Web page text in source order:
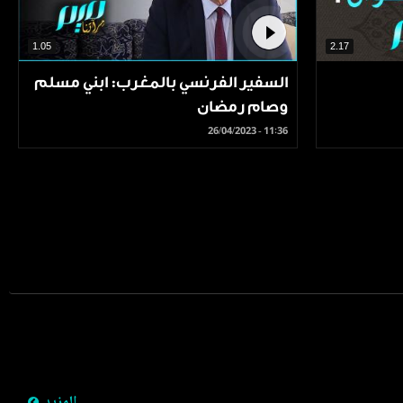
2.17
1.05
السفير الفرنسي بالمغرب: ابني مسلم
وصام رمضان
26/04/2023 - 11:36